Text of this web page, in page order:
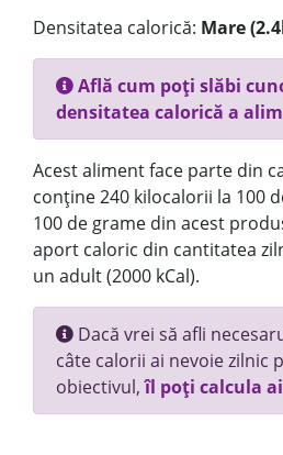
Densitatea calorică: Mare
Află cum poți slăbi
densitatea calorică a
Acest aliment face parte din
conține 240 kilocalorii la 100
100 de grame din acest
aport caloric din cantitatea
un adult (2000 kCal).
Dacă vrei să afli
câte calorii ai nevoie zilnic
obiectivul,îl poți calcula